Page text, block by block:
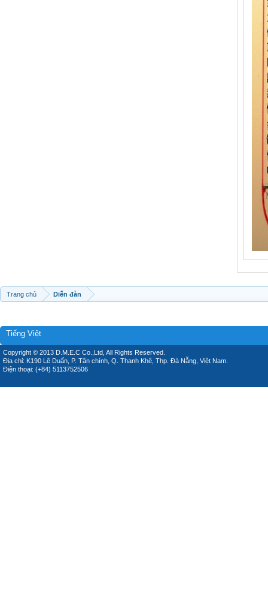
Trang chủ Diễn đàn
Tiếng Việt
Copyright © 2013 D.M.E.C Co.,Ltd, All Rights Reserved.
Địa chỉ: K190 Lê Duẩn, P. Tân chính, Q. Thanh Khê, Thp. Đà Nẵng, Việt Nam.
Điện thoại: (+84) 5113752506